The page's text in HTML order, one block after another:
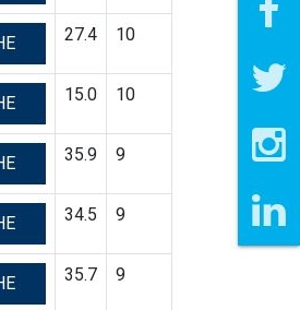
27.4 10
15.0 10
35.9 9
34.5 9
35.7 9